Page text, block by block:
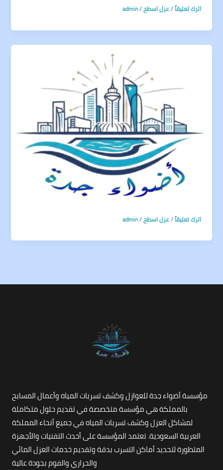
اترك تعليقاً/عزل اسطح/
admin
اترك تعليقاً/عزل اسطح/
admin
مؤسسة أضواء جدة للعوازل وكشف تسربات المياه وأعمال المسابح
بالمملكة هي مؤسسة متخصصة في تقديم حلول متكاملة
لمشاكل العزل وكشف تسربات المياه في جميع أنحاء المملكة
العربية السعودية. تعتمد المؤسسة على أحدث التقنيات والأجهزة
المتطورة لتحديد أماكن التسرب بدقة وتقديم خدمات العزل المائي
والحراري والفوم بجودة عالية